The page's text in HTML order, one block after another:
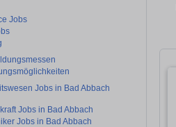
Jobs
Jobs in Bad Abbach
Jobs in Bad Abbach
Jobs in Bad Abbach